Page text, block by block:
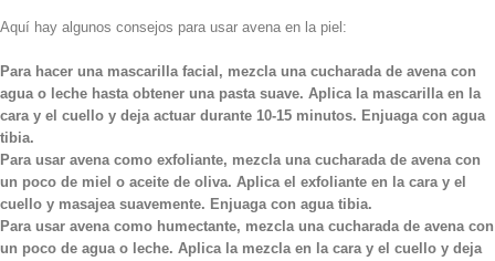
Aquí hay algunos consejos para usar avena en la piel:
Para hacer una mascarilla facial, mezcla una cucharada de avena con
agua o leche hasta obtener una pasta suave. Aplica la mascarilla en la
cara y el cuello y deja actuar durante 10-15 minutos. Enjuaga con agua
tibia.
Para usar avena como exfoliante, mezcla una cucharada de avena con
un poco de miel o aceite de oliva. Aplica el exfoliante en la cara y el
cuello y masajea suavemente. Enjuaga con agua tibia.
Para usar avena como humectante, mezcla una cucharada de avena con
un poco de agua o leche. Aplica la mezcla en la cara y el cuello y deja